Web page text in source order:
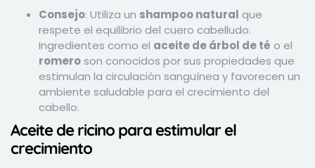
Consejo: Utiliza un shampoo natural que
respete el equilibrio del cuero cabelludo.
Ingredientes como el aceite de árbol de té o el
romero son conocidos por sus propiedades que
estimulan la circulación sanguínea y favorecen un
ambiente saludable para el crecimiento del
cabello.
Aceite de ricino para estimular el
crecimiento